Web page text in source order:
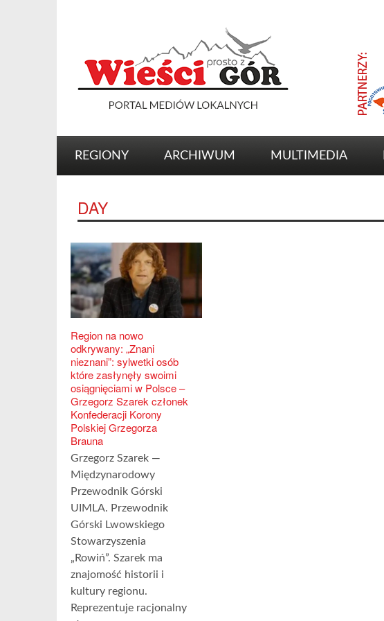
REGIONY ARCHIWUM MULTIMEDIA
DAY
Region na nowo
odkrywany: „Znani
nieznani”: sylwetki osób
które zasłynęły swoimi
osiągnięciami w Polsce –
Grzegorz Szarek członek
Konfederacji Korony
Polskiej Grzegorza
Brauna
Grzegorz Szarek —
Międzynarodowy
Przewodnik Górski
UIMLA. Przewodnik
Górski Lwowskiego
Stowarzyszenia
„Rowiń”. Szarek ma
znajomość historii i
kultury regionu.
Reprezentuje racjonalny